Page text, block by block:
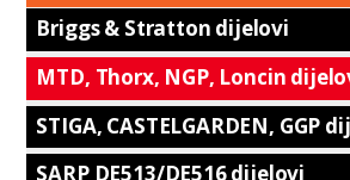
Briggs & Stratton dijelovi
MTD, Thorx, NGP, Loncin
STIGA, CASTELGARDEN, GGP
SARP DE513/DE516 dijelovi